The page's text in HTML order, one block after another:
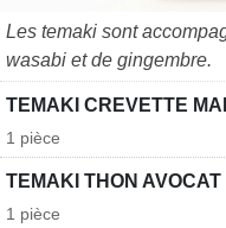
Les temaki sont
wasabi et de gingembre.
TEMAKI CREVETTE
1 pièce
TEMAKI THON AVOCAT
1 pièce